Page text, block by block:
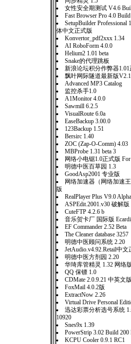
女性安全期测试 V4.6
Fast Browser Pro 4.0
SetupBuilder Professional
体中文正式版
Konvertor_pdf2xxx 1.34
AI RoboForm 4.0.0
Helium2 1.01 beta
Snake的代理跳板
新浪论坛积分作弊器
飘叶网际隧道最新版V2.1
Advanced MP3 Catalog
监控杀手1.0
A1Monitor 4.0.0
Sawmill 6.2.5
VisualRoute 6.0a
EaseBackup 3.00.0
123Backup 1.51
Bersirc 1.40
ZOC (Zap-O-Comm) 4.03
MBProbe 1.31 beta 3
网络小电锯1.0正式版
明德中医百草园 1.3
GoodAsp2001 专业版
网络加速器（网络加速
版
RealPlayer Plus V9.0 Alpha
ASPEdit.2001.v30 破解版
CuteFTP 4.2.6 b
音乐贺卡厂 国际版
EF Commander 2.52 Beta
The Cleaner database 3257
明德中医顾问系统 2.20
JetAudio.v4.92.Retail中文
明德中医方剂园 2.20
华琦库管精灵 1.32 网络
QQ 保镖 1.0
CDMate 2.0.9.21 中英文版
FoxMail 4.0.2版
ExtractNow 2.26
Virtual Drive Personal
迅达彩票分析选号系统
10920
Snes9x 1.39
PowerStrip 3.02 Build 200
KCPU Cooler 0.9.1 RC1